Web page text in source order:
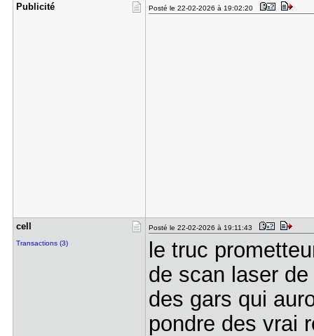
Publicité Posté le 22-02-2026 à 19:02:20
cell
Transactions (3)
Posté le 22-02-2026 à 19:11:43
le truc
de scan laser
des gars qui
pondre des vrai